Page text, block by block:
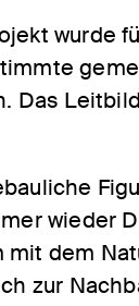
wurde
Das
wieder
mit dem
zur